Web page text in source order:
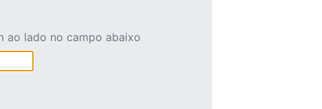
ao lado no campo abaixo